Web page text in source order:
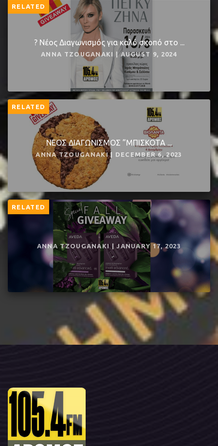
RELATED
? Νέος Διαγωνισμός για καλό σκοπό στο ...
ANNA TZOUGANAKI | AUGUST 9, 2024
RELATED
ΝΕΟΣ ΔΙΑΓΩΝΙΣΜΟΣ ”ΜΠΙΣΚΟΤΑ ...
ANNA TZOUGANAKI | DECEMBER 6, 2023
RELATED
ANNA TZOUGANAKI | JANUARY 17, 2023